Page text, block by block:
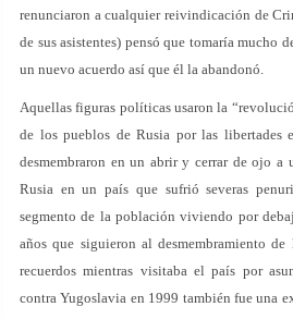
renunciaron a cualquier reivindicación de
de sus asistentes) pensó que tomaría mucho
un nuevo acuerdo así que él la abandonó.
Aquellas figuras políticas usaron la
de los pueblos de Rusia por las libertades
desmembraron en un abrir y cerrar de ojo a
Rusia en un país que sufrió severas
segmento de la población viviendo por
años que siguieron al desmembramiento
recuerdos mientras visitaba el país por
contra Yugoslavia en 1999 también fue una